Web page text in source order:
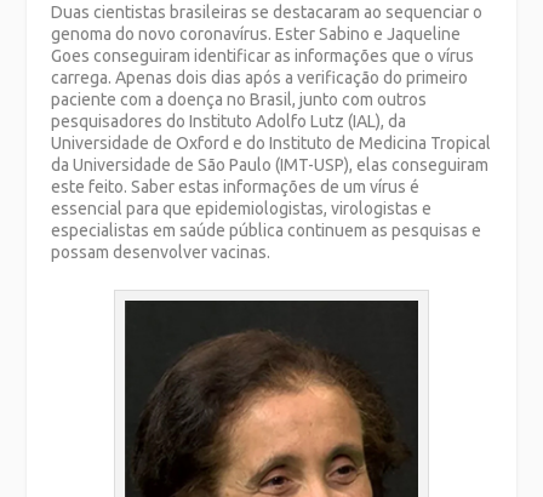
Duas cientistas brasileiras se destacaram ao sequenciar o
genoma do novo coronavírus. Ester Sabino e Jaqueline
Goes conseguiram identificar as informações que o vírus
carrega. Apenas dois dias após a verificação do primeiro
paciente com a doença no Brasil, junto com outros
pesquisadores do Instituto Adolfo Lutz (IAL), da
Universidade de Oxford e do Instituto de Medicina Tropical
da Universidade de São Paulo (IMT-USP), elas conseguiram
este feito. Saber estas informações de um vírus é
essencial para que epidemiologistas, virologistas e
especialistas em saúde pública continuem as pesquisas e
possam desenvolver vacinas.